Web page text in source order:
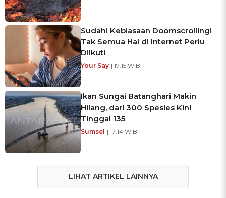
Sudahi Kebiasaan Doomscrolling!
Tak Semua Hal di Internet Perlu
Diikuti
Your Say | 17:15 WIB
Ikan Sungai Batanghari Makin
Hilang, dari 300 Spesies Kini
Tinggal 135
Sumsel | 17:14 WIB
LIHAT ARTIKEL LAINNYA